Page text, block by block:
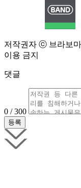
저작권자 ⓒ 브라보
이용 금지
댓글
0 / 300